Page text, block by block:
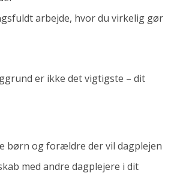
arbejde, hvor du virkelig gør
er ikke det vigtigste – dit
børn og forældre der vil dagplejen
med andre dagplejere i dit